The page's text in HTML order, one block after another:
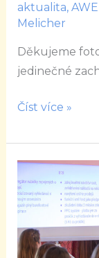
aktualita,
Melicher
Děkujeme
jedinečné
Číst více »
Soutěž
o
nejlepší
projekt
Akademie